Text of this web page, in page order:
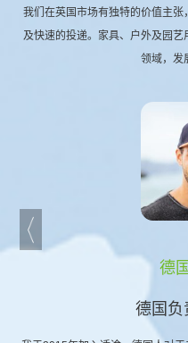
我们在英国市场有独特的价值主
及快速的投递。家具、户外及园
领域，发
德
德国负